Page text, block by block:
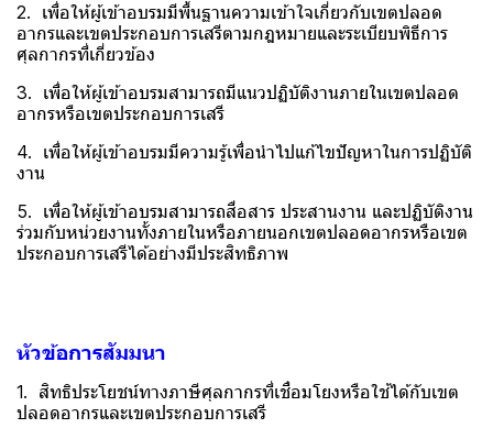
2. เพื่อให้ผู้เข้าอบรมมีพื้นฐานความเข้าใจเกี่ยวกับเขตปลอด
อากรและเขตประกอบการเสรีตามกฎหมายและระเบียบพิธีการ
ศุลกากรที่เกี่ยวข้อง
3. เพื่อให้ผู้เข้าอบรมสามารถมีแนวปฏิบัติงานภายในเขตปลอด
อากรหรือเขตประกอบการเสรี
4. เพื่อให้ผู้เข้าอบรมมีความรู้เพื่อนำไปแก้ไขปัญหาในการปฏิบัติ
งาน
5. เพื่อให้ผู้เข้าอบรมสามารถสื่อสาร ประสานงาน และปฏิบัติงาน
ร่วมกับหน่วยงานทั้งภายในหรือภายนอกเขตปลอดอากรหรือเขต
ประกอบการเสรีได้อย่างมีประสิทธิภาพ
หัวข้อการสัมมนา
1. สิทธิประโยชน์ทางภาษีศุลกากรที่เชื่อมโยงหรือใช้ได้กับเขต
ปลอดอากรและเขตประกอบการเสรี